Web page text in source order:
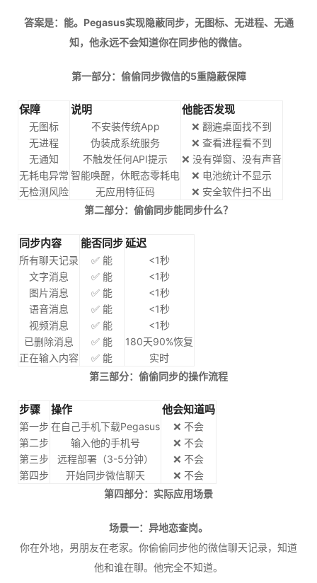
答案是：能。Pegasus实现隐蔽同步，无图标、无进程、无通
知，他永远不会知道你在同步他的微信。
第一部分：偷偷同步微信的5重隐蔽保障
保障 说明 他能否发现
无图标 不安装传统App
❌ 翻遍桌面找不到
无进程
伪装成系统服务
❌ 查看进程看不到
无通知
不触发任何API提示
❌ 没有弹窗、没有声音
无耗电异常 智能唤醒，休眠态零耗电
❌ 电池统计不显示
无检测风险
无应用特征码
❌ 安全软件扫不出
第二部分：偷偷同步能同步什么？
同步内容 能否同步延迟
所有聊天记录 ✅ 能
<1秒
文字消息
✅ 能
<1秒
图片消息
✅ 能
<1秒
语音消息
✅ 能
<1秒
视频消息
✅ 能
<1秒
已删除消息
✅ 能
180天90%恢复
正在输入内容
✅ 能
实时
第三部分：偷偷同步的操作流程
步骤 操作 他会知道吗
第一步 在自己手机下载Pegasus
❌ 不会
第二步
输入他的手机号
❌ 不会
第三步
远程部署（3-5分钟）
❌ 不会
第四步
开始同步微信聊天
❌ 不会
第四部分：实际应用场景
场景一：异地恋查岗。
你在外地，男朋友在老家。你偷偷同步他的微信聊天记录，知道
他和谁在聊。他完全不知道。